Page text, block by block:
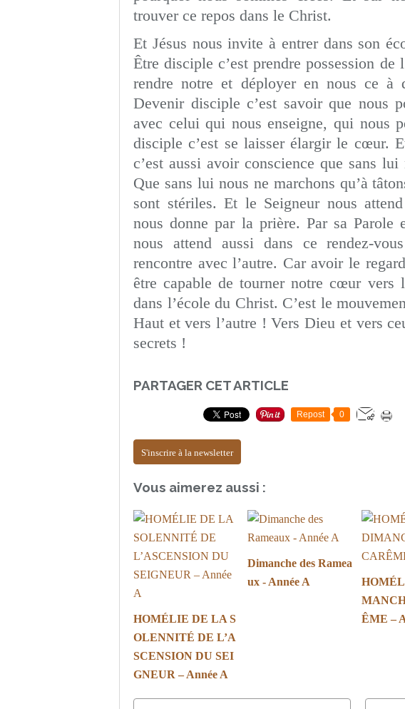
trouver ce repos dans le Christ.
Et Jésus nous invite à entrer dans son
Être disciple c’est prendre possession de
rendre notre et déployer en nous ce à
Devenir disciple c’est savoir que nous
avec celui qui nous enseigne, qui nous
disciple c’est se laisser élargir le cœur.
c’est aussi avoir conscience que sans
Que sans lui nous ne marchons qu’à
sont stériles. Et le Seigneur nous
nous donne par la prière. Par sa Parole
nous attend aussi dans ce rendez-
rencontre avec l’autre. Car avoir le
être capable de tourner notre cœur vers
dans l’école du Christ. C’est le
Haut et vers l’autre ! Vers Dieu et vers
secrets !
PARTAGER CET ARTICLE
Repost 0
S'inscrire à la newsletter
Vous aimerez aussi :
HOMÉLIE DE LA S
OLENNITÉ DE L’A
SCENSION DU SEI
GNEUR – Année A
Dimanche des Ramea
ux - Année A
ÊME –